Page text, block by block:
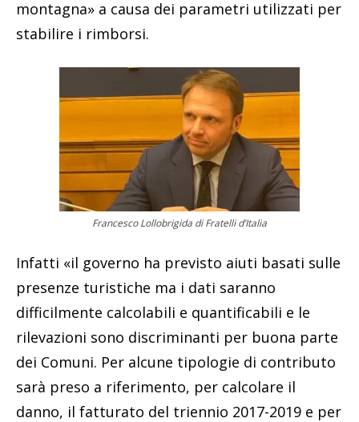
montagna» a causa dei parametri utilizzati per
stabilire i rimborsi.
Francesco Lollobrigida di Fratelli d’Italia
Infatti «il governo ha previsto aiuti basati sulle
presenze turistiche ma i dati saranno
difficilmente calcolabili e quantificabili e le
rilevazioni sono discriminanti per buona parte
dei Comuni. Per alcune tipologie di contributo
sarà preso a riferimento, per calcolare il
danno, il fatturato del triennio 2017-2019 e per